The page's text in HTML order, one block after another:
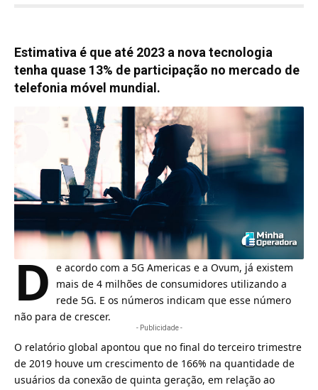
Estimativa é que até 2023 a nova tecnologia
tenha quase 13% de participação no mercado de
telefonia móvel mundial.
D e acordo com a 5G Americas e a Ovum, já existem
mais de 4 milhões de consumidores utilizando a
rede 5G. E os números indicam que esse número
não para de crescer.
- Publicidade -
O relatório global apontou que no final do terceiro trimestre
de 2019 houve um crescimento de 166% na quantidade de
usuários da conexão de quinta geração, em relação ao